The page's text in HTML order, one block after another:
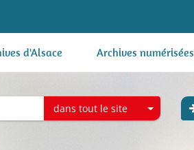
d'Alsace Archives numérisées
dans tout le site